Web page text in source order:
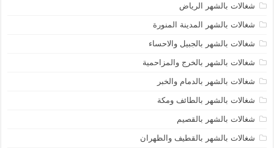
شغالات بالشهر الرياض
شغالات بالشهر المدينة المنورة
شغالات بالشهر بالجبيل والاحساء
شغالات بالشهر بالخرج والمزاحمية
شغالات بالشهر بالدمام والخبر
شغالات بالشهر بالطائف ومكة
شغالات بالشهر بالقصيم
شغالات بالشهر بالقطيف والظهران